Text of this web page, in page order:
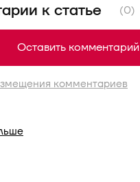
к статье (0)
комментариев
Оставить комментарий